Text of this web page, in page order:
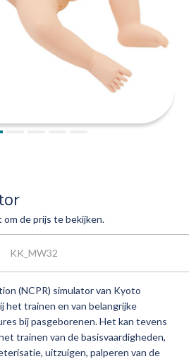
om de prijs te bekijken.
KK_MW32
(NCPR) simulator van Kyoto
het trainen en van belangrijke
bij pasgeborenen. Het kan tevens
trainen van de basisvaardigheden,
uitzuigen, palperen van de